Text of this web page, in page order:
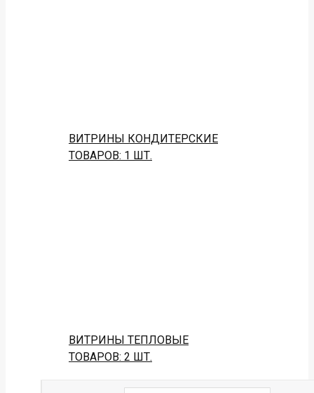
ВИТРИНЫ КОНДИТЕРСКИЕ
ТОВАРОВ: 1 ШТ.
ВИТРИНЫ ТЕПЛОВЫЕ
ТОВАРОВ: 2 ШТ.